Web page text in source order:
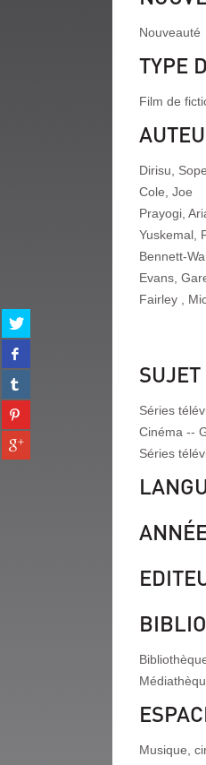
Partager
sur
twitter
(Nouvelle
fenêtre)
Partager
sur
facebook
(Nouvelle
fenêtre)
Partager
sur
tumblr
(Nouvelle
fenêtre)
Partager
sur
pinterest
(Nouvelle
Partager
sur
Nouveauté
TYPE
Film de
Dirisu, Sope
Cole, Joe
Prayogi,
Yuskemal,
Bennett-
Evans,
Fairley ,
Séries
Cinéma --
Séries
Musique,